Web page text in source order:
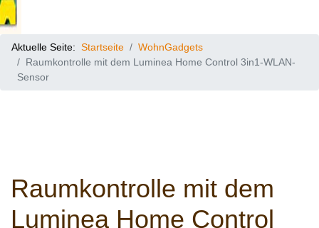
Aktuelle Seite: Startseite
WohnGadgets
Raumkontrolle mit dem Luminea Home Control 3in1-WLAN-
Sensor
Raumkontrolle mit dem
Luminea Home Control